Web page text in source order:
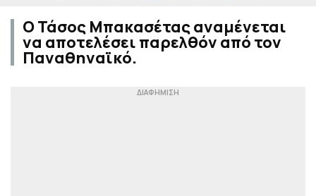
Ο Τάσος Μπακασέτας αναμένεται
να αποτελέσει παρελθόν από τον
Παναθηναϊκό.